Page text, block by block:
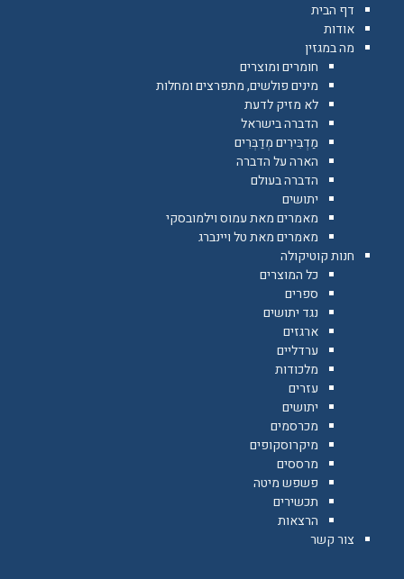
דף הבית
אודות
מה במגזין
חומרים ומוצרים
מינים פולשים, מתפרצים ומחלות
לא מזיק לדעת
הדברה בישראל
מַדְבִּירִים מְדַבְּרִים
הארה על הדברה
הדברה בעולם
יתושים
מאמרים מאת עמוס וילמובסקי
מאמרים מאת טל ויינברג
חנות קוטיקולה
כל המוצרים
ספרים
נגד יתושים
ארגזים
ערדליים
מלכודות
עזרים
יתושים
מכרסמים
מיקרוסקופים
מרססים
פשפש מיטה
תכשירים
הרצאות
צור קשר